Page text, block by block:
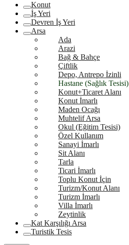
Konut
İş Yeri
Devren İş Yeri
Arsa
Ada
Arazi
Bağ & Bahçe
Çiftlik
Depo, Antrepo İzinli
Hastane (Sağlık Tesisi)
Konut+Ticaret Alanı
Konut İmarlı
Maden Ocağı
Muhtelif Arsa
Okul (Eğitim Tesisi)
Özel Kullanım
Sanayi İmarlı
Sit Alanı
Tarla
Ticari İmarlı
Toplu Konut İçin
Turizm/Konut Alanı
Turizm İmarlı
Villa İmarlı
Zeytinlik
Kat Karşılığı Arsa
Turistik Tesis